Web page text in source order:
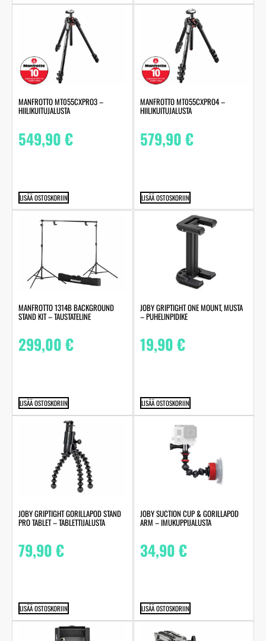
MANFROTTO MT055CXPRO3 –
HIILIKUITUJALUSTA
549,90€
LISÄÄ OSTOSKORIIN
MANFROTTO MT055CXPRO4 –
HIILIKUITUJALUSTA
579,90€
LISÄÄ OSTOSKORIIN
MANFROTTO 1314B BACKGROUND
STAND KIT – TAUSTATELINE
299,00€
LISÄÄ OSTOSKORIIN
JOBY GRIPTIGHT ONE MOUNT, MUSTA
– PUHELINPIDIKE
19,90€
LISÄÄ OSTOSKORIIN
JOBY GRIPTIGHT GORILLAPOD STAND
PRO TABLET – TABLETTIJALUSTA
79,90€
LISÄÄ OSTOSKORIIN
JOBY SUCTION CUP & GORILLAPOD
ARM – IMUKUPPIJALUSTA
34,90€
LISÄÄ OSTOSKORIIN